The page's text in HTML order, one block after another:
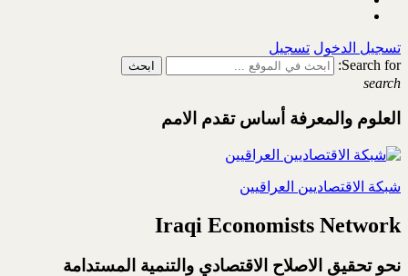
تسجيل الدخول تسجيل
Search for:
search
العلوم والمعرفة أساس تقدم الامم
شبكة الاقتصاديين العراقيين
Iraqi Economists Network
نحو تحقيق الاصلاح الاقتصادي والتنمية المستدامة